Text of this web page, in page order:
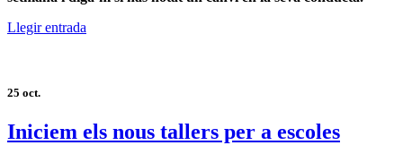
Llegir entrada
25 oct.
Iniciem els nous tallers per a escoles